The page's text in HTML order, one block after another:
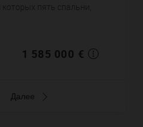
пять спальни,
1 585 000 €
Далее